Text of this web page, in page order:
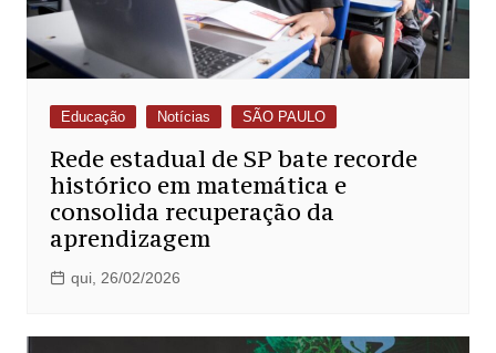
Educação Notícias SÃO PAULO
Rede estadual de SP bate recorde
histórico em matemática e
consolida recuperação da
aprendizagem
qui, 26/02/2026